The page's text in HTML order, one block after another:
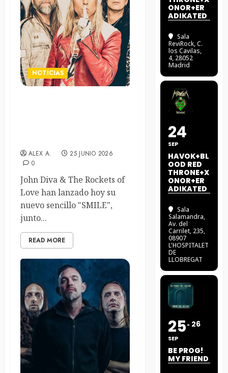
NOTÍCIAS
ALEX A.
25 JUNIO 2026
0
John Diva & The Rockets of
Love han lanzado hoy su
nuevo sencillo "SMILE",
junto...
READ MORE
ONOR+ER
ADIKATED
Sala
ReviRock, C.
los Cavilas,
4, 28052
Madrid
24
SEP
HAVOK+BL
OOD RED
THRONE+X
ONOR+ER
ADIKATED
Sala
Salamandra,
Av. del
Carrilet, 235,
08907
L'HOSPITALET
DE
LLOBREGAT
25
SEP
26
BE PROG!
MY FRIEND